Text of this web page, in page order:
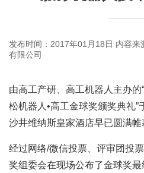
发布时间：2017年01月18日 内容来
有限公司
由高工产研、高工机器人主办
松机器人•高工金球奖颁奖典礼”
沙井维纳斯皇家酒店早已圆满帷
经过网络/微信投票、评审团投
奖组委会在现场公布了金球奖